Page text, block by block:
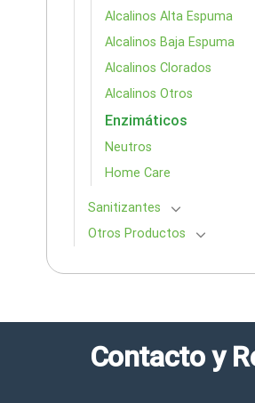
Alcalinos Alta Espuma
Alcalinos Baja Espuma
Alcalinos Clorados
Alcalinos Otros
Enzimáticos
Neutros
Home Care
Sanitizantes
Otros Productos
Contacto y